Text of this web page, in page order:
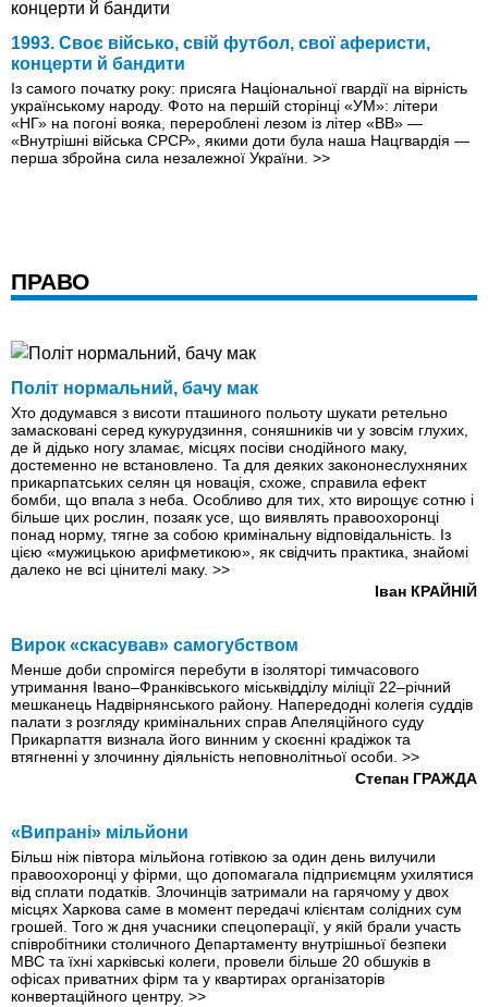
1993. Своє військо, свій футбол, свої аферисти,
концерти й бандити
Із самого початку року: присяга Національної гвардії на вірність
українському народу. Фото на першій сторінці «УМ»: літери
«НГ» на погоні вояка, перероблені лезом із літер «ВВ» —
«Внутрішні війська СРСР», якими доти була наша Нацгвардія —
перша збройна сила незалежної України. >>
ПРАВО
Політ нормальний, бачу мак
Хто додумався з висоти пташиного польоту шукати ретельно
замасковані серед кукурудзиння, соняшників чи у зовсім глухих,
де й дідько ногу зламає, місцях посіви снодійного маку,
достеменно не встановлено. Та для деяких закононеслухняних
прикарпатських селян ця новація, схоже, справила ефект
бомби, що впала з неба. Особливо для тих, хто вирощує сотню і
більше цих рослин, позаяк усе, що виявлять правоохоронці
понад норму, тягне за собою кримінальну відповідальність. Із
цією «мужицькою арифметикою», як свідчить практика, знайомі
далеко не всі цінителі маку. >>
Іван КРАЙНІЙ
Вирок «скасував» самогубством
Менше доби спромігся перебути в ізоляторі тимчасового
утримання Івано–Франківського міськвідділу міліції 22–річний
мешканець Надвірнянського району. Напередодні колегія суддів
палати з розгляду кримінальних справ Апеляційного суду
Прикарпаття визнала його винним у скоєнні крадіжок та
втягненні у злочинну діяльність неповнолітньої особи. >>
Степан ГРАЖДА
«Випрані» мільйони
Більш ніж півтора мільйона готівкою за один день вилучили
правоохоронці у фірми, що допомагала підприємцям ухилятися
від сплати податків. Злочинців затримали на гарячому у двох
місцях Харкова саме в момент передачі клієнтам солідних сум
грошей. Того ж дня учасники спецоперації, у якій брали участь
співробітники столичного Департаменту внутрішньої безпеки
МВС та їхні харківські колеги, провели більше 20 обшуків в
офісах приватних фірм та у квартирах організаторів
конвертаційного центру. >>